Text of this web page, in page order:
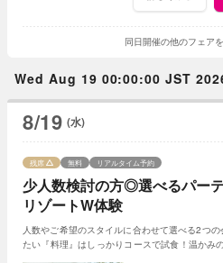
同日開催の他のフェア
Wed Aug 19 00:00:00 JST
8/19 (水)
少人数検討の方◎選べるパー
リゾートW体験
残席 無料 リアルタイム予約
人数やご希望のスタイルに合わせて選べる2つ
たい『料理』はしっかりコースで試食！温かみ